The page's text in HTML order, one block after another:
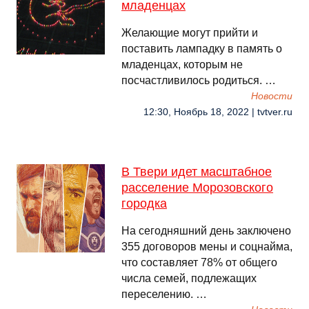
младенцах
Желающие могут прийти и
поставить лампадку в память о
младенцах, которым не
посчастливилось родиться. …
Новости
12:30, Ноябрь 18, 2022 | tvtver.ru
В Твери идет масштабное
расселение Морозовского
городка
На сегодняшний день заключено
355 договоров мены и соцнайма,
что составляет 78% от общего
числа семей, подлежащих
переселению. …